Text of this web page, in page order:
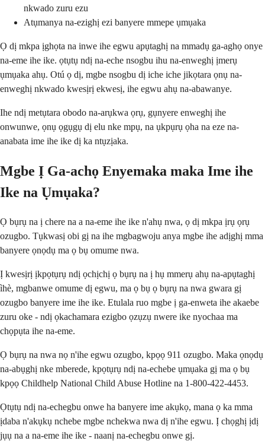
nkwado zuru ezu
Atụmanya na-ezighị ezi banyere mmepe ụmụaka
Ọ dị mkpa ịghọta na inwe ihe egwu apụtaghị na mmadụ ga-aghọ onye
na-eme ihe ike. ọtụtụ ndị na-eche nsogbu ihu na-enweghị ịmerụ
ụmụaka ahụ. Otú ọ dị, mgbe nsogbu dị iche iche jikọtara ọnụ na-
enweghị nkwado kwesịrị ekwesị, ihe egwu ahụ na-abawanye.
Ihe ndị metụtara obodo na-arụkwa ọrụ, gụnyere enweghị ihe
onwunwe, ọnụ ọgụgụ dị elu nke mpụ, na ụkpụrụ ọha na eze na-
anabata ime ihe ike dị ka ntụzịaka.
Mgbe Ị Ga-achọ Enyemaka maka Ime ihe
Ike na Ụmụaka?
Ọ bụrụ na ị chere na a na-eme ihe ike n'ahụ nwa, ọ dị mkpa ịrụ ọrụ
ozugbo. Tụkwasị obi gị na ihe mgbagwoju anya mgbe ihe adịghị mma
banyere ọnọdụ ma ọ bụ omume nwa.
Ị kwesịrị ịkpọtụrụ ndị ọchịchị ọ bụrụ na ị hụ mmerụ ahụ na-apụtaghị
ìhè, mgbanwe omume dị egwu, ma ọ bụ ọ bụrụ na nwa gwara gị
ozugbo banyere ime ihe ike. Etulala ruo mgbe ị ga-enweta ihe akaebe
zuru oke - ndị ọkachamara ezigbo ọzụzụ nwere ike nyochaa ma
chọpụta ihe na-eme.
Ọ bụrụ na nwa nọ n'ihe egwu ozugbo, kpọọ 911 ozugbo. Maka ọnọdụ
na-abụghị nke mberede, kpọtụrụ ndị na-echebe ụmụaka gị ma ọ bụ
kpọọ Childhelp National Child Abuse Hotline na 1-800-422-4453.
Ọtụtụ ndị na-echegbu onwe ha banyere ime akụkọ, mana ọ ka mma
ịdaba n'akụkụ nchebe mgbe nchekwa nwa dị n'ihe egwu. Ị chọghị ịdị
jụụ na a na-eme ihe ike - naanị na-echegbu onwe gị.